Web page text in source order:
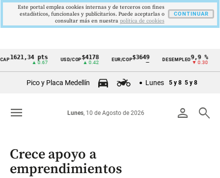
Cintillo
Colombia
pts USD/COP$4178
▲ 0.42
EUR/COP$3649
—
DESEMPLEO9,9 %
▼ 0.30
PIB
Pico y Placa Medellín Lunes 5 y 8 5 y 8
person search
Lunes, 10 de Agosto de 2026
menu
Crece apoyo a
emprendimientos
Este portal emplea cookies internas y de terceros con fines
estadísticos, funcionales y publicitarios. Puede aceptarlas o
consultar más en nuestra politica de cookies
CONTINUAR